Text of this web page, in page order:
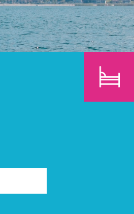
SUCHEN